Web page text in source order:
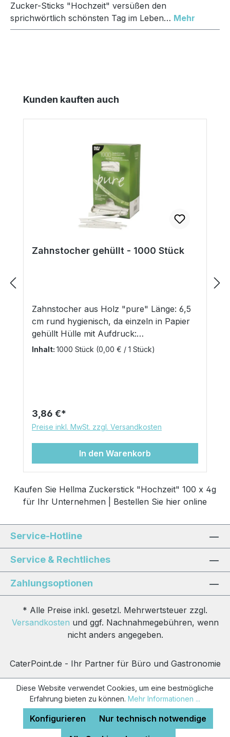
Zucker-Sticks "Hochzeit" versüßen den
sprichwörtlich schönsten Tag im Leben… Mehr
Produktgalerie überspringen
Kunden kauften auch
Zahnstocher gehüllt - 1000 Stück
Zahnstocher aus Holz "pure" Länge: 6,5
cm rund hygienisch, da einzeln in Papier
gehüllt Hülle mit Aufdruck:
www.papstar.com verpackt im praktischen
Inhalt: 1000 Stück (0,00 € / 1 Stück)
Regulärer Preis:
3,86 €
Preise inkl. MwSt. zzgl. Versandkosten
In den Warenkorb
Kaufen Sie Hellma Zuckerstick "Hochzeit" 100 x 4g
für Ihr Unternehmen | Bestellen Sie hier online
Service-Hotline
Service & Rechtliches
Zahlungsoptionen
* Alle Preise inkl. gesetzl. Mehrwertsteuer zzgl.
Versandkosten und ggf. Nachnahmegebühren, wenn
nicht anders angegeben.
CaterPoint.de - Ihr Partner für Büro und Gastronomie
Diese Website verwendet Cookies, um eine bestmögliche
Erfahrung bieten zu können. Mehr Informationen ...
Nur technisch notwendige
Konfigurieren